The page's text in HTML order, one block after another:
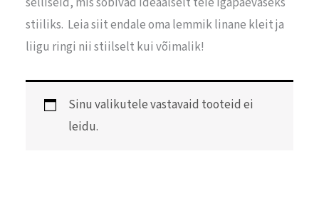
stiiliks. Leia siit endale oma lemmik linane kleit ja
liigu ringi nii stiilselt kui võimalik!
Sinu valikutele vastavaid tooteid ei
leidu.